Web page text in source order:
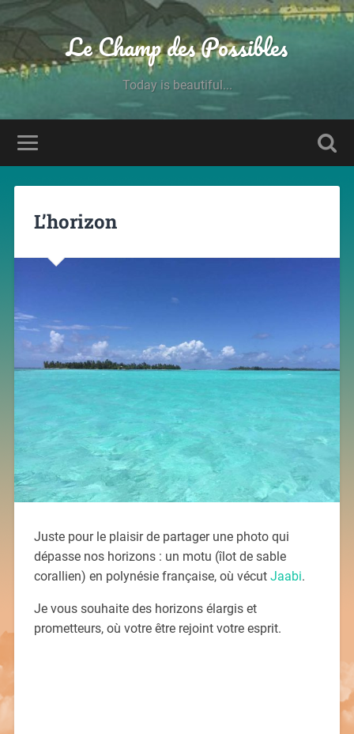
Le Champ des Possibles
Today is beautiful...
L’horizon
Juste pour le plaisir de partager une photo qui
dépasse nos horizons : un motu (îlot de sable
corallien) en polynésie française, où vécut Jaabi.
Je vous souhaite des horizons élargis et
prometteurs, où votre être rejoint votre esprit.